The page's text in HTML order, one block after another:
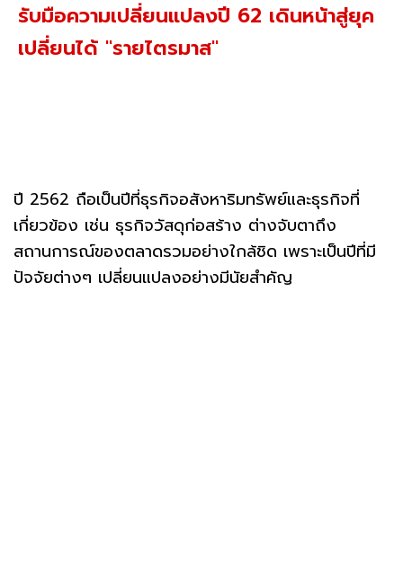
รับมือความเปลี่ยนแปลงปี 62 เดินหน้าสู่ยุค
เปลี่ยนได้ "รายไตรมาส"
ปี 2562 ถือเป็นปีที่ธุรกิจอสังหาริมทรัพย์และธุรกิจที่
เกี่ยวข้อง เช่น ธุรกิจวัสดุก่อสร้าง ต่างจับตาถึง
สถานการณ์ของตลาดรวมอย่างใกล้ชิด เพราะเป็นปีที่มี
ปัจจัยต่างๆ เปลี่ยนแปลงอย่างมีนัยสำคัญ